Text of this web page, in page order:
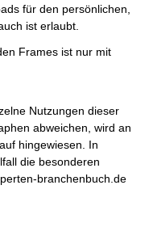
für den persönlichen,
ist erlaubt.
Frames ist nur mit
Nutzungen dieser
abweichen, wird an
hingewiesen. In
die besonderen
branchenbuch.de